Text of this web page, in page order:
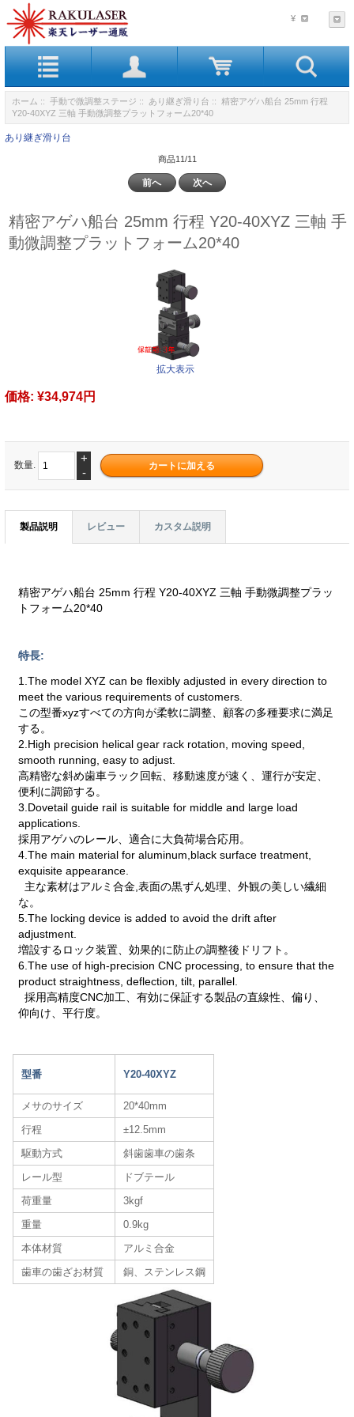
¥
ホーム :: 手動で微調整ステージ :: あり継ぎ滑り台 :: 精密アゲハ船台 25mm 行程
Y20-40XYZ 三軸 手動微調整プラットフォーム20*40
あり継ぎ滑り台
商品11/11
前へ 次へ
精密アゲハ船台 25mm 行程 Y20-40XYZ 三軸 手
動微調整プラットフォーム20*40
拡大表示
価格: ¥34,974円
数量.
+
-
製品説明 レビュー カスタム説明
精密アゲハ船台 25mm 行程 Y20-40XYZ 三軸 手動微調整プラッ
トフォーム20*40
特長:
1.The model XYZ can be flexibly adjusted in every direction to
meet the various requirements of customers.
この型番xyzすべての方向が柔軟に調整、顧客の多種要求に満足
する。
2.High precision helical gear rack rotation, moving speed,
smooth running, easy to adjust.
高精密な斜め歯車ラック回転、移動速度が速く、運行が安定、
便利に調節する。
3.Dovetail guide rail is suitable for middle and large load
applications.
採用アゲハのレール、適合に大負荷場合応用。
4.The main material for aluminum,black surface treatment,
exquisite appearance.
主な素材はアルミ合金,表面の黒ずん処理、外観の美しい繊細
な。
5.The locking device is added to avoid the drift after
adjustment.
増設するロック装置、効果的に防止の調整後ドリフト。
6.The use of high-precision CNC processing, to ensure that the
product straightness, deflection, tilt, parallel.
採用高精度CNC加工、有効に保証する製品の直線性、偏り、
仰向け、平行度。
型番 Y20-40XYZ
メサのサイズ
20*40mm
行程
±12.5mm
駆動方式
斜歯歯車の歯条
レール型
ドブテール
荷重量
3kgf
重量
0.9kg
本体材質
アルミ合金
歯車の歯ざお材質
銅、ステンレス鋼